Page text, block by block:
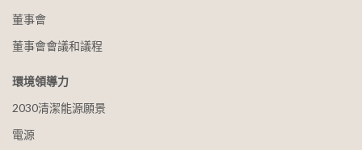
董事會
董事會會議和議程
環境領導力
2030清潔能源願景
電源